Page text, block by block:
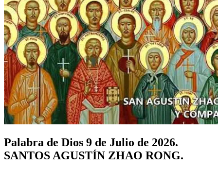
Palabra de Dios 9 de Julio de 2026.
SANTOS AGUSTÍN ZHAO RONG.